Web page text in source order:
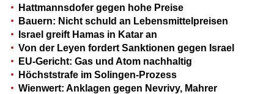
Hattmannsdofer gegen hohe Preise
Bauern: Nicht schuld an Lebensmittelpreisen
Israel greift Hamas in Katar an
Von der Leyen fordert Sanktionen gegen Israel
EU-Gericht: Gas und Atom nachhaltig
Höchststrafe im Solingen-Prozess
Wienwert: Anklagen gegen Nevrivy, Mahrer